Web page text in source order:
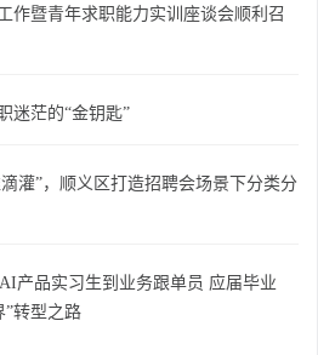
作暨青年求职能力实训座谈会顺利召
迷茫的“金钥匙”
灌”，顺义区打造招聘会场景下分类分
AI产品实习生到业务跟单员 应届毕业
”转型之路